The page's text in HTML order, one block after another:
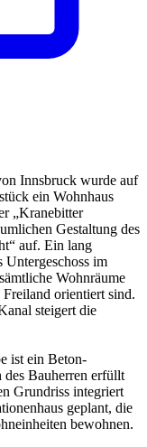
Innsbruck wurde auf
ein Wohnhaus
„Kranebitter
Gestaltung des
auf. Ein lang
Untergeschoss im
Wohnräume
orientiert sind.
steigert die
ist ein Beton-
des Bauherren erfüllt
Grundriss integriert
geplant, die
bewohnen.